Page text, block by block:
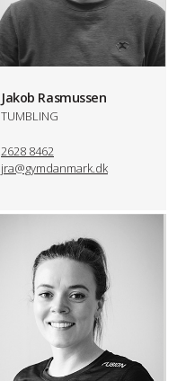
Jakob Rasmussen
TUMBLING
2628 8462
jra@gymdanmark.dk